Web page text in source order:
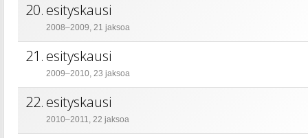
20. esityskausi
2008–2009, 21 jaksoa
21. esityskausi
2009–2010, 23 jaksoa
22. esityskausi
2010–2011, 22 jaksoa